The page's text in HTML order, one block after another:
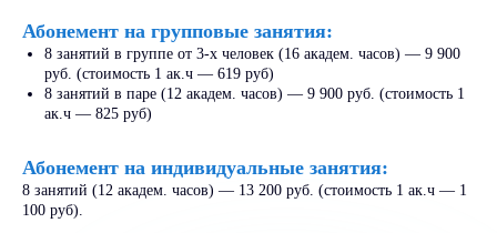
Абонемент на групповые занятия:
8 занятий в группе от 3-х человек (16 академ. часов) — 9 900
руб. (стоимость 1 ак.ч — 619 руб)
8 занятий в паре (12 академ. часов) — 9 900 руб. (стоимость 1
ак.ч — 825 руб)
Абонемент на индивидуальные занятия:
8 занятий (12 академ. часов) — 13 200 руб. (стоимость 1 ак.ч — 1
100 руб).
- 100%
Узнать как